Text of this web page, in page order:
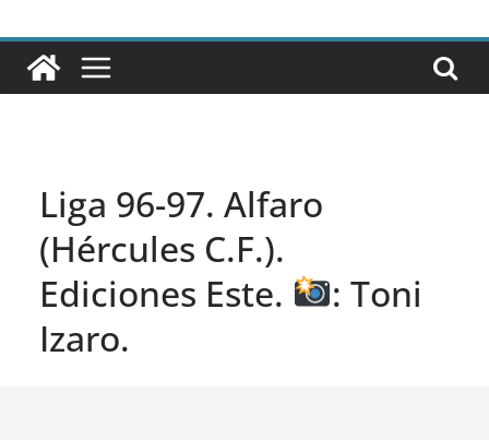
Liga 96-97. Alfaro
(Hércules C.F.).
Ediciones Este.
: Toni
Izaro.